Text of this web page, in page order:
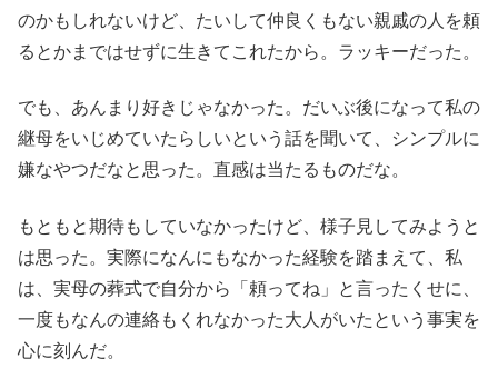
のかもしれないけど、たいして仲良くもない親戚の人を頼
るとかまではせずに生きてこれたから。ラッキーだった。
でも、あんまり好きじゃなかった。だいぶ後になって私の
継母をいじめていたらしいという話を聞いて、シンプルに
嫌なやつだなと思った。直感は当たるものだな。
もともと期待もしていなかったけど、様子見してみようと
は思った。実際になんにもなかった経験を踏まえて、私
は、実母の葬式で自分から「頼ってね」と言ったくせに、
一度もなんの連絡もくれなかった大人がいたという事実を
心に刻んだ。